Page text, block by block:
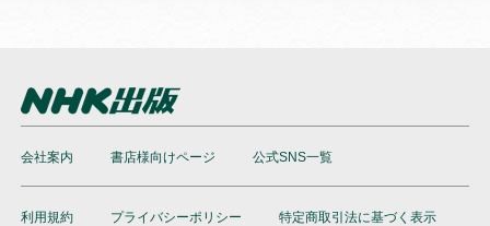
会社案内 書店様向けページ 公式SNS一覧
利用規約 プライバシーポリシー 特定商取引法に基づく表示